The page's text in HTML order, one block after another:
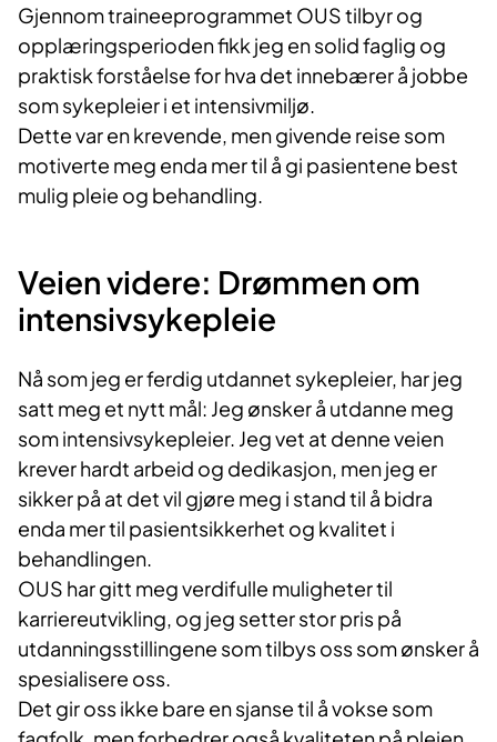
Gjennom traineeprogrammet OUS tilbyr og
opplæringsperioden fikk jeg en solid faglig og
praktisk forståelse for hva det innebærer å jobbe
som sykepleier i et intensivmiljø.
Dette var en krevende, men givende reise som
motiverte meg enda mer til å gi pasientene best
mulig pleie og behandling.
Veien videre: Drømmen om
intensivsykepleie
Nå som jeg er ferdig utdannet sykepleier, har jeg
satt meg et nytt mål: Jeg ønsker å utdanne meg
som intensivsykepleier. Jeg vet at denne veien
krever hardt arbeid og dedikasjon, men jeg er
sikker på at det vil gjøre meg i stand til å bidra
enda mer til pasientsikkerhet og kvalitet i
behandlingen.
OUS har gitt meg verdifulle muligheter til
karriereutvikling, og jeg setter stor pris på
utdanningsstillingene som tilbys oss som ønsker å
spesialisere oss.
Det gir oss ikke bare en sjanse til å vokse som